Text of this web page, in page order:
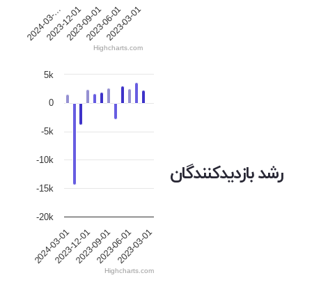
2024-03-…
2023-12-012023-09-012023-06-012023-03-01
Highcharts.com
رشد بازدیدکنندگان
2024-03-01
2023-12-012023-09-012023-06-012023-03-01
-20k
-15k
-10k
-5k
0
5k
Highcharts.com